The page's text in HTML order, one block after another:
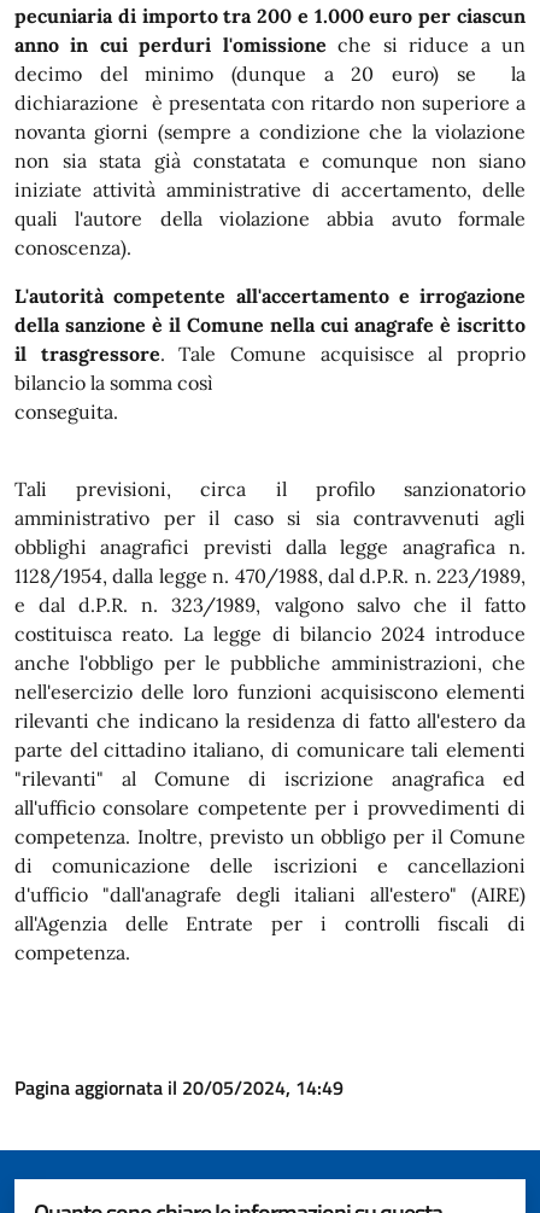
pecuniaria di importo tra 200 e 1.000 euro per ciascun
anno in cui perduri l'omissione che si riduce a un
decimo del minimo (dunque a 20 euro) se la
dichiarazione è presentata con ritardo non superiore a
novanta giorni (sempre a condizione che la violazione
non sia stata già constatata e comunque non siano
iniziate attività amministrative di accertamento, delle
quali l'autore della violazione abbia avuto formale
conoscenza).
L'autorità competente all'accertamento e irrogazione
della sanzione è il Comune nella cui anagrafe è iscritto
il trasgressore. Tale Comune acquisisce al proprio
bilancio la somma così
conseguita.
Tali previsioni, circa il profilo sanzionatorio
amministrativo per il caso si sia contravvenuti agli
obblighi anagrafici previsti dalla legge anagrafica n.
1128/1954, dalla legge n. 470/1988, dal d.P.R. n. 223/1989,
e dal d.P.R. n. 323/1989, valgono salvo che il fatto
costituisca reato. La legge di bilancio 2024 introduce
anche l'obbligo per le pubbliche amministrazioni, che
nell'esercizio delle loro funzioni acquisiscono elementi
rilevanti che indicano la residenza di fatto all'estero da
parte del cittadino italiano, di comunicare tali elementi
"rilevanti" al Comune di iscrizione anagrafica ed
all'ufficio consolare competente per i provvedimenti di
competenza. Inoltre, previsto un obbligo per il Comune
di comunicazione delle iscrizioni e cancellazioni
d'ufficio "dall'anagrafe degli italiani all'estero" (AIRE)
all'Agenzia delle Entrate per i controlli fiscali di
competenza.
Pagina aggiornata il 20/05/2024, 14:49